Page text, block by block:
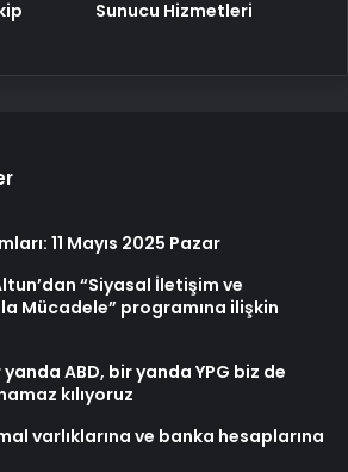
Sunucu Hizmetleri
11 Mayıs 2025 Pazar
“Siyasal İletişim ve
Mücadele” programına ilişkin
ABD, bir yanda YPG biz de
kılıyoruz
varlıklarına ve banka hesaplarına